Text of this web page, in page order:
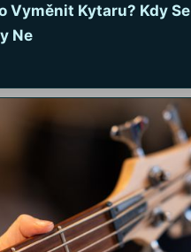
Vyměnit Kytaru? Kdy Se
Ne